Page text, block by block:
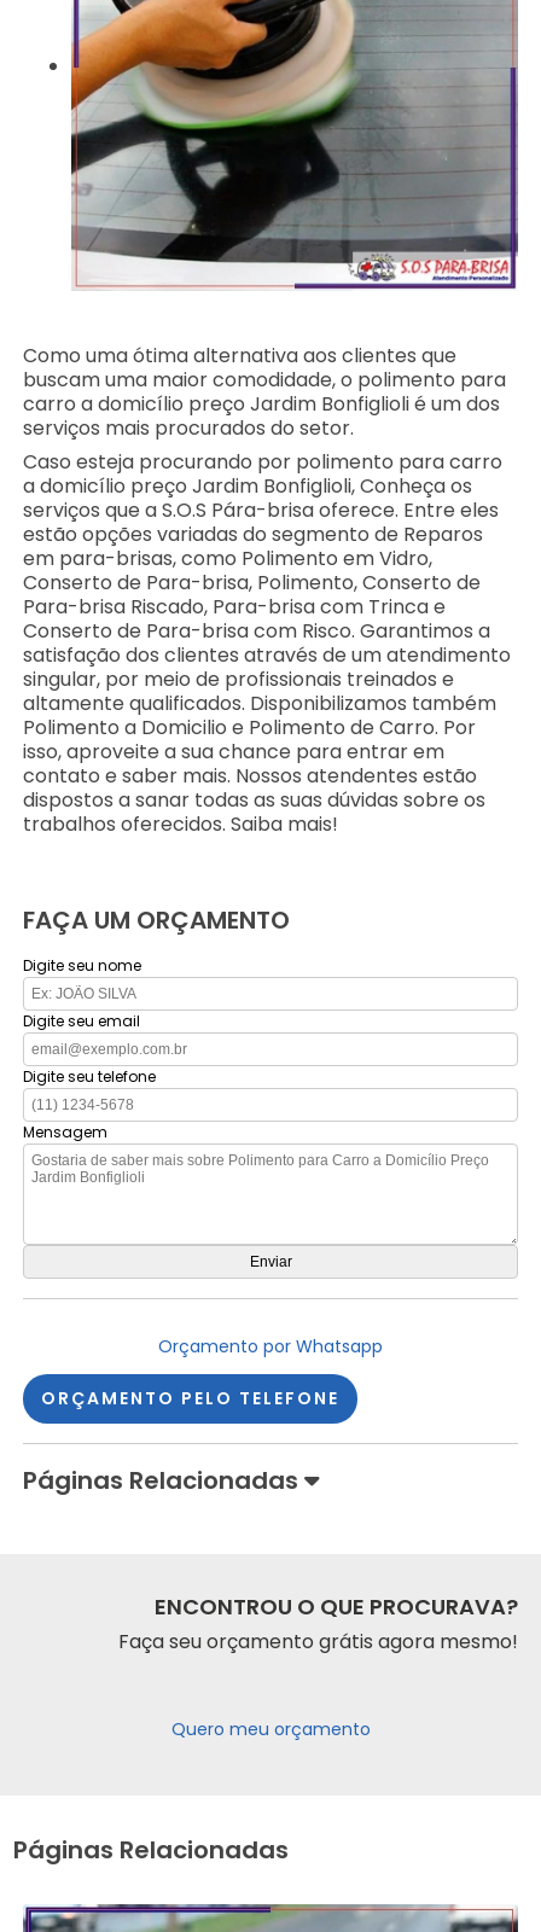
Como uma ótima alternativa aos clientes que
buscam uma maior comodidade, o polimento para
carro a domicílio preço Jardim Bonfiglioli é um dos
serviços mais procurados do setor.
Caso esteja procurando por polimento para carro
a domicílio preço Jardim Bonfiglioli, Conheça os
serviços que a S.O.S Pára-brisa oferece. Entre eles
estão opções variadas do segmento de Reparos
em para-brisas, como Polimento em Vidro,
Conserto de Para-brisa, Polimento, Conserto de
Para-brisa Riscado, Para-brisa com Trinca e
Conserto de Para-brisa com Risco. Garantimos a
satisfação dos clientes através de um atendimento
singular, por meio de profissionais treinados e
altamente qualificados. Disponibilizamos também
Polimento a Domicilio e Polimento de Carro. Por
isso, aproveite a sua chance para entrar em
contato e saber mais. Nossos atendentes estão
dispostos a sanar todas as suas dúvidas sobre os
trabalhos oferecidos. Saiba mais!
FAÇA UM ORÇAMENTO
Digite seu nome
Digite seu email
Digite seu telefone
Mensagem
Orçamento por Whatsapp
ORÇAMENTO PELO TELEFONE
Páginas Relacionadas
ENCONTROU O QUE PROCURAVA?
Faça seu orçamento grátis agora mesmo!
Quero meu orçamento
Páginas Relacionadas